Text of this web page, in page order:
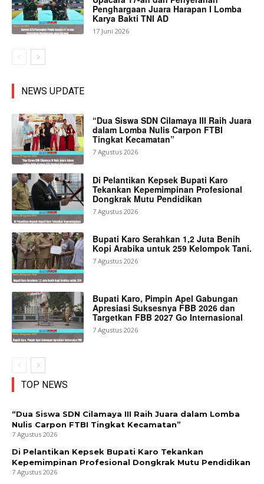
Penghargaan Juara Harapan I Lomba
Karya Bakti TNI AD
17 Juni 2026
NEWS UPDATE
“Dua Siswa SDN Cilamaya III Raih Juara
dalam Lomba Nulis Carpon FTBI
Tingkat Kecamatan”
7 Agustus 2026
Di Pelantikan Kepsek Bupati Karo
Tekankan Kepemimpinan Profesional
Dongkrak Mutu Pendidikan
7 Agustus 2026
Bupati Karo Serahkan 1,2 Juta Benih
Kopi Arabika untuk 259 Kelompok Tani.
7 Agustus 2026
Bupati Karo, Pimpin Apel Gabungan
Apresiasi Suksesnya FBB 2026 dan
Targetkan FBB 2027 Go Internasional
7 Agustus 2026
TOP NEWS
“Dua Siswa SDN Cilamaya III Raih Juara dalam Lomba
Nulis Carpon FTBI Tingkat Kecamatan”
7 Agustus 2026
Di Pelantikan Kepsek Bupati Karo Tekankan
Kepemimpinan Profesional Dongkrak Mutu Pendidikan
7 Agustus 2026